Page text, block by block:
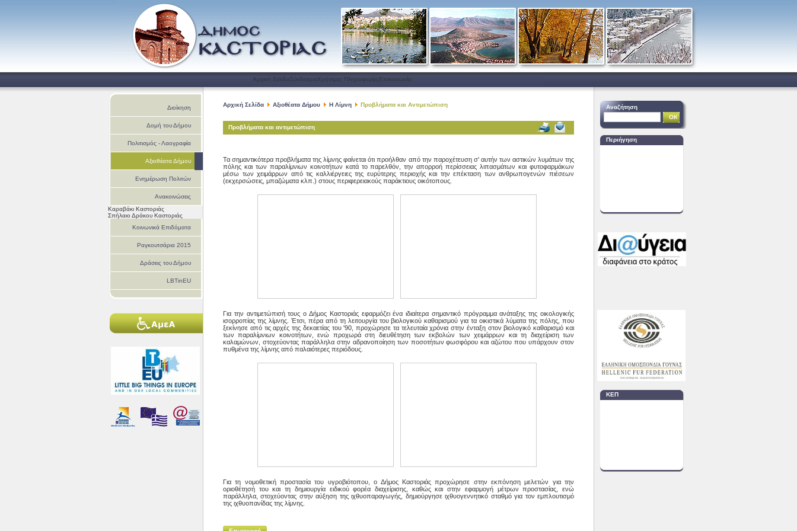
Αρχική ΣελίδαΣύνδεσμοιΧρήσιμες ΠληροφορίεςΕπικοινωνία
Διοίκηση
Δομή του Δήμου
Πολιτισμός - Λαογραφία
Αξιοθέατα Δήμου
Ενημέρωση Πολιτών
Ανακοινώσεις
Καραβάκι Καστοριάς
Σπήλαιο Δράκου Καστοριάς
Κοινωνικά Επιδόματα
Ραγκουτσάρια 2015
Δράσεις του Δήμου
LBTinEU
Αρχική Σελίδα Αξιοθέατα Δήμου Η Λίμνη Προβλήματα και Αντιμετώπιση
Προβλήματα και αντιμετώπιση
Τα σημαντικότερα προβλήματα της λίμνης φαίνεται ότι προήλθαν από την παροχέτευση σ' αυτήν των αστικών λυμάτων της
πόλης και των παραλίμνιων κοινοτήτων κατά το παρελθόν, την απορροή περίσσειας λιπασμάτων και φυτοφαρμάκων
μέσω των χειμάρρων από τις καλλιέργειες της ευρύτερης περιοχής και την επέκταση των ανθρωπογενών πιέσεων
(εκχερσώσεις, μπαζώματα κλπ.) στους περιφερειακούς παράκτιους οικότοπους.
Για την αντιμετώπισή τους ο Δήμος Καστοριάς εφαρμόζει ένα ιδιαίτερα σημαντικό πρόγραμμα ανάταξης της οικολογικής
ισορροπίας της λίμνης. Έτσι, πέρα από τη λειτουργία του βιολογικού καθαρισμού για τα οικιστικά λύματα της πόλης, που
ξεκίνησε από τις αρχές της δεκαετίας του '90, προχώρησε τα τελευταία χρόνια στην ένταξη στον βιολογικό καθαρισμό και
των παραλίμνιων κοινοτήτων, ενώ προχωρά στη διευθέτηση των εκβολών των χειμάρρων και τη διαχείριση των
καλαμώνων, στοχεύοντας παράλληλα στην αδρανοποίηση των ποσοτήτων φωσφόρου και αζώτου που υπάρχουν στον
πυθμένα της λίμνης από παλαιότερες περιόδους.
Για τη νομοθετική προστασία του υγροβιότοπου, ο Δήμος Καστοριάς προχώρησε στην εκπόνηση μελετών για την
οριοθέτησή του και τη δημιουργία ειδικού φορέα διαχείρισης, καθώς και στην εφαρμογή μέτρων προστασίας, ενώ
παράλληλα, στοχεύοντας στην αύξηση της ιχθυοπαραγωγής, δημιούργησε ιχθυογεννητικό σταθμό για τον εμπλουτισμό
της ιχθυοπανίδας της λίμνης.
Αναζήτηση
Περιήγηση
ΚΕΠ